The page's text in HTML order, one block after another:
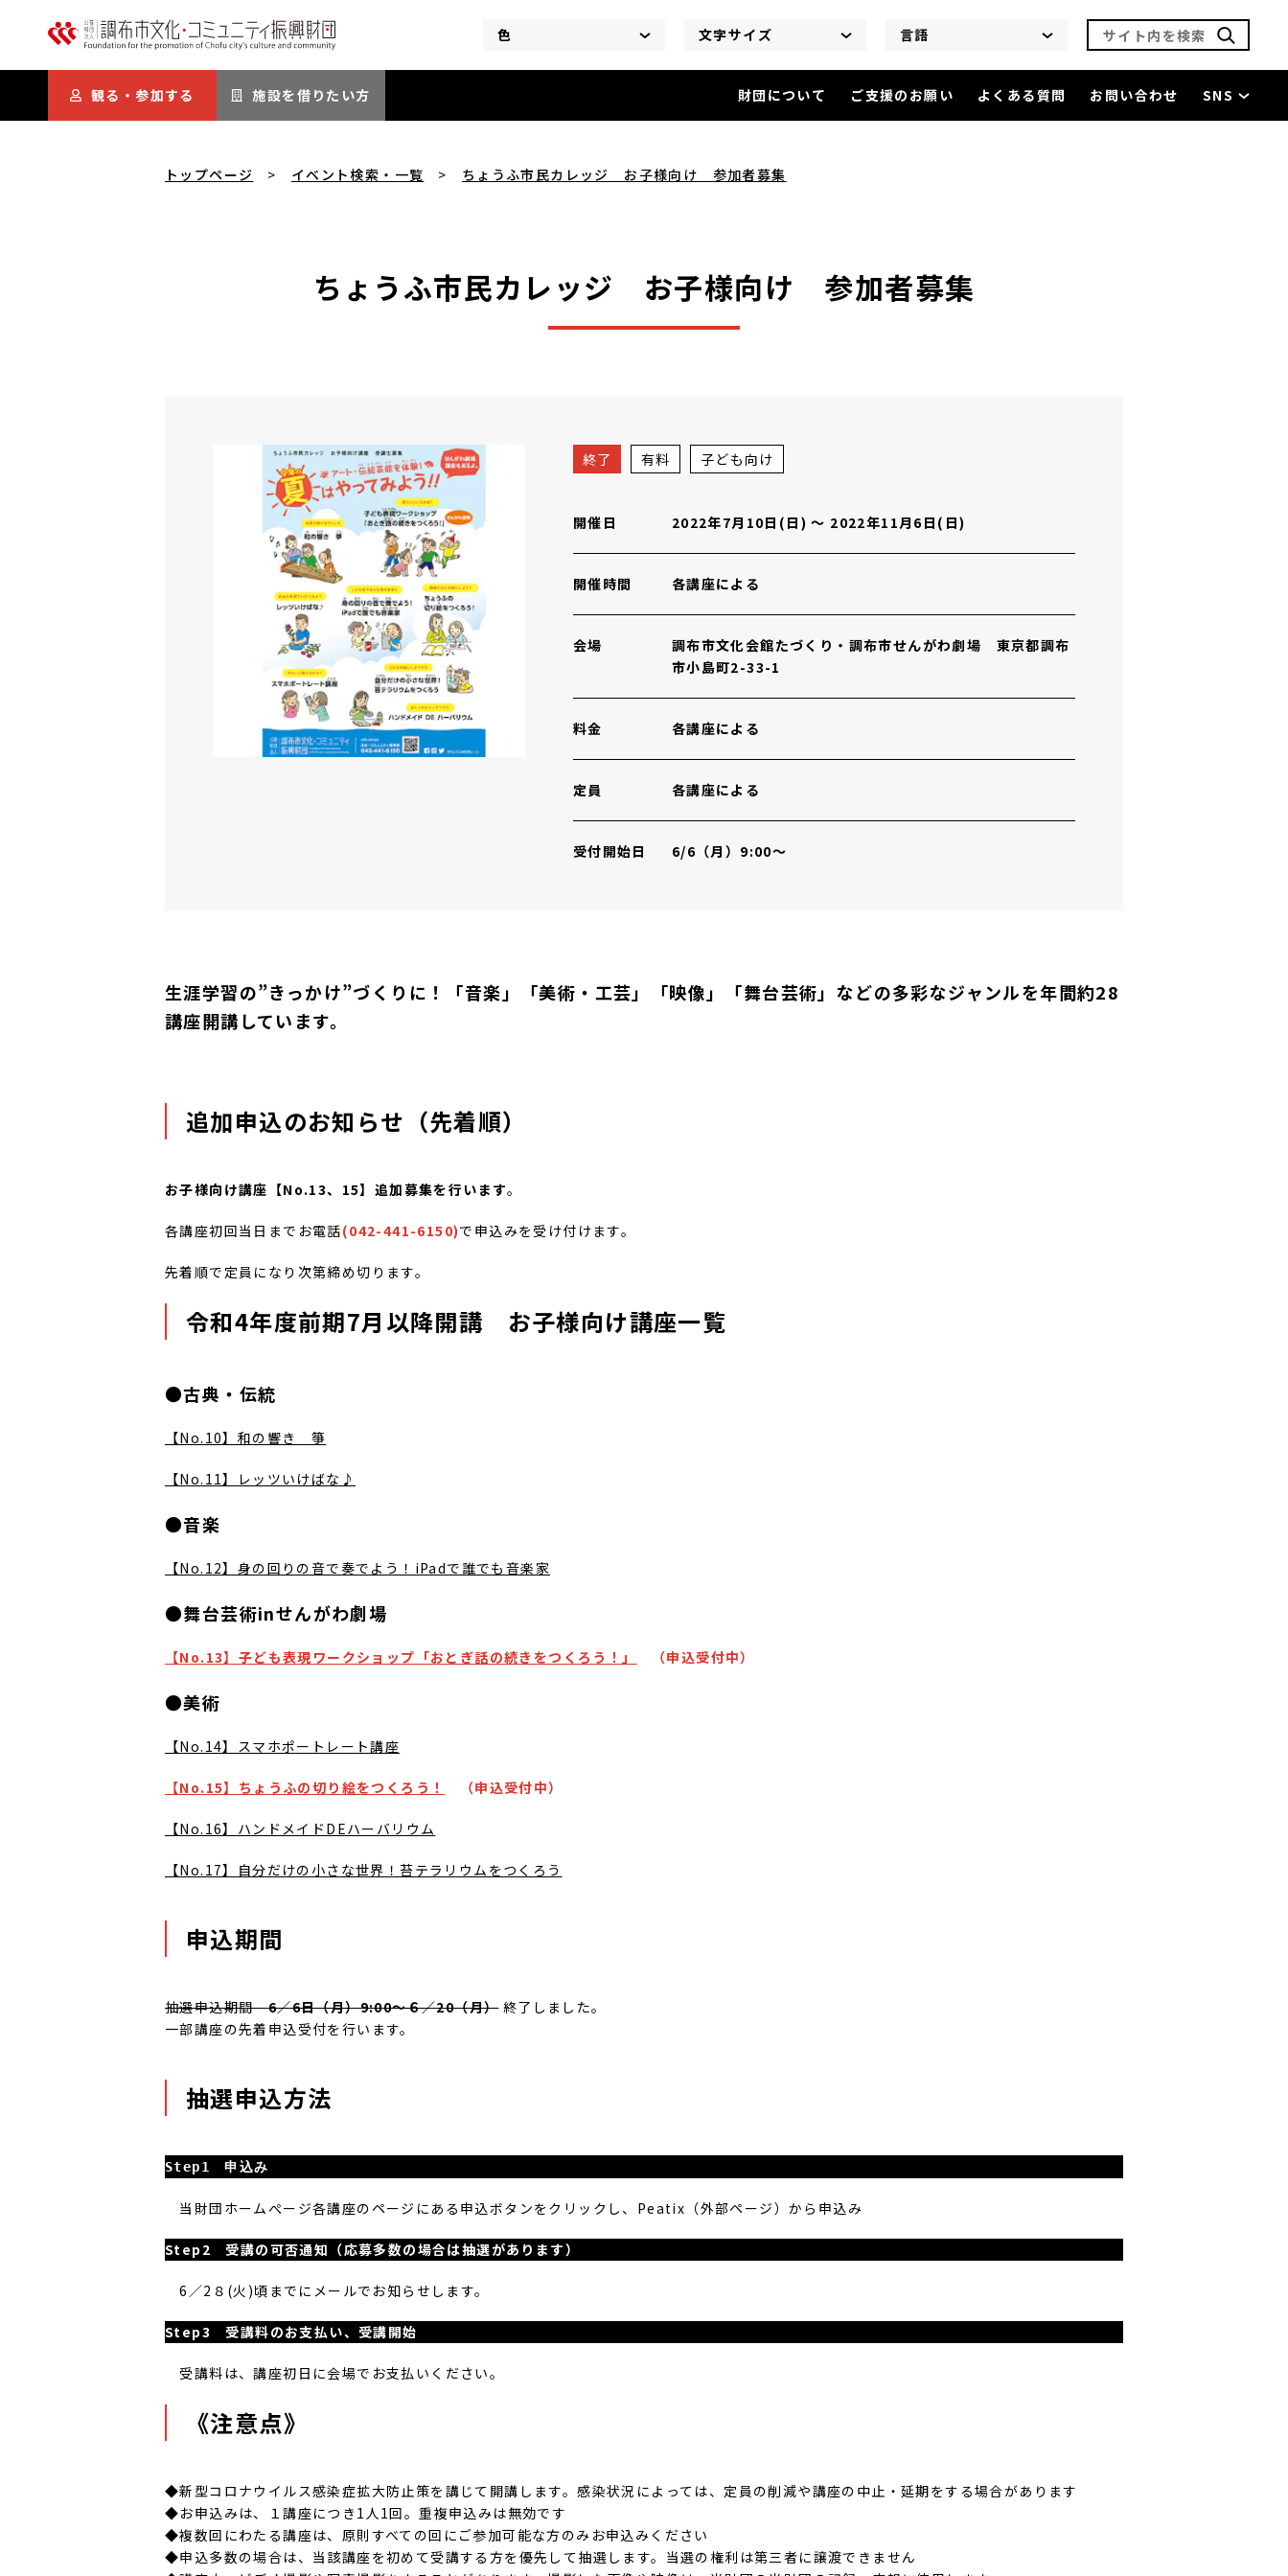
色
文字サイズ 言語 サイト内を検索
観る・参加する 施設を借りたい方 財団について ご支援のお願い よくある質問 お問い合わせ SNS
トップページ イベント検索・一覧 ちょうふ市民カレッジ お子様向け 参加者募集
ちょうふ市民カレッジ お子様向け 参加者募集
ちょうふ市民カレッジ お子様向け 参加者募集 終了 有料 子ども向け
開催日 2022年7月10日(日) 〜 2022年11月6日(日)
開催時間 各講座による
会場
調布市文化会館たづくり・調布市せんがわ劇場 東京都調布
市小島町2-33-1
料金 各講座による
定員 各講座による
受付開始日 6/6（月）9:00～
生涯学習の”きっかけ”づくりに！「音楽」「美術・工芸」「映像」「舞台芸術」などの多彩なジャンルを年間約28
講座開講しています。
追加申込のお知らせ（先着順）
お子様向け講座【No.13、15】追加募集を行います。
各講座初回当日までお電話(042-441-6150)で申込みを受け付けます。
先着順で定員になり次第締め切ります。
令和4年度前期7月以降開講 お子様向け講座一覧
●古典・伝統
【No.10】和の響き 箏
【No.11】レッツいけばな♪
●音楽
【No.12】身の回りの音で奏でよう！iPadで誰でも音楽家
●舞台芸術inせんがわ劇場
【No.13】子ども表現ワークショップ「おとぎ話の続きをつくろう！」 （申込受付中）
●美術
【No.14】スマホポートレート講座
【No.15】ちょうふの切り絵をつくろう！ （申込受付中）
【No.16】ハンドメイドDEハーバリウム
【No.17】自分だけの小さな世界！苔テラリウムをつくろう
申込期間
抽選申込期間6／6日（月）9:00～６／20（月）終了しました。
一部講座の先着申込受付を行います。
抽選申込方法
Step1 申込み
当財団ホームぺージ各講座のページにある申込ボタンをクリックし、Peatix（外部ページ）から申込み
Step2 受講の可否通知（応募多数の場合は抽選があります）
6／2８(火)頃までにメールでお知らせします。
Step3 受講料のお支払い、受講開始
受講料は、講座初日に会場でお支払いください。
《注意点》
◆新型コロナウイルス感染症拡大防止策を講じて開講します。感染状況によっては、定員の削減や講座の中止・延期をする場合があります
◆お申込みは、１講座につき1人1回。重複申込みは無効です
◆複数回にわたる講座は、原則すべての回にご参加可能な方のみお申込みください
◆申込多数の場合は、当該講座を初めて受講する方を優先して抽選します。当選の権利は第三者に譲渡できません
ちょうふ市民カレッジ お子様向け 参加者募集